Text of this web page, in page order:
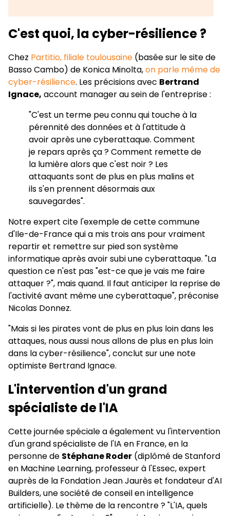
C'est quoi, la cyber-résilience ?
Chez Partitio, filiale toulousaine (basée sur le site de
Basso Cambo) de Konica Minolta,on parle même de
cyber-résilience. Les précisions avec Bertrand
Ignace, account manager au sein de l'entreprise :
"C'est un terme peu connu qui touche à la
pérennité des données et à l'attitude à
avoir après une cyberattaque. Comment
je repars après ça ? Comment remette de
la lumière alors que c'est noir ? Les
attaquants sont de plus en plus malins et
ils s'en prennent désormais aux
sauvegardes".
Notre expert cite l'exemple de cette commune
d'Ile-de-France qui a mis trois ans pour vraiment
repartir et remettre sur pied son système
informatique après avoir subi une cyberattaque. "La
question ce n'est pas "est-ce que je vais me faire
attaquer ?", mais quand. Il faut anticiper la reprise de
l'activité avant même une cyberattaque", préconise
Nicolas Donnez.
"Mais si les pirates vont de plus en plus loin dans les
attaques, nous aussi nous allons de plus en plus loin
dans la cyber-résilience", conclut sur une note
optimiste Bertrand Ignace.
L'intervention d'un grand
spécialiste de l'IA
Cette journée spéciale a également vu l'intervention
d'un grand spécialiste de l'IA en France, en la
personne de Stéphane Roder (diplômé de Stanford
en Machine Learning, professeur à l'Essec, expert
auprès de la Fondation Jean Jaurès et fondateur d'AI
Builders, une société de conseil en intelligence
artificielle). Le thème de la rencontre ? "L'IA, quels